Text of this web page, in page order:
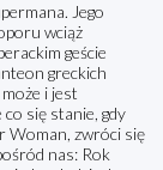
Jego
wciąż
geście
greckich
i jest
co się stanie, gdy
Woman, zwróci się
nas: Rok